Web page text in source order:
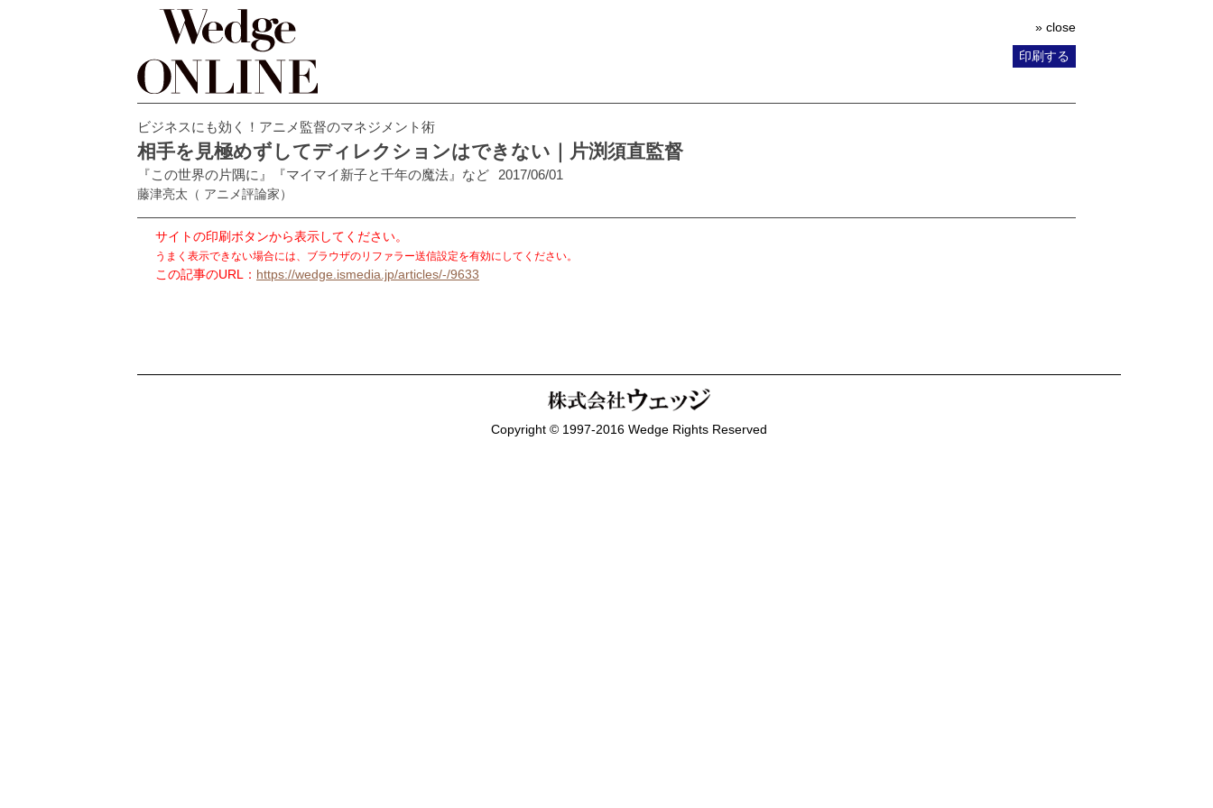
» close
印刷する
ビジネスにも効く！アニメ監督のマネジメント術
相手を見極めずしてディレクションはできない｜片渕須直監督
『この世界の片隅に』『マイマイ新子と千年の魔法』など 2017/06/01
藤津亮太 （ アニメ評論家）
サイトの印刷ボタンから表示してください。
うまく表示できない場合には、ブラウザのリファラー送信設定を有効にしてください。
この記事のURL： https://wedge.ismedia.jp/articles/-/9633
Copyright © 1997-2016 Wedge Rights Reserved